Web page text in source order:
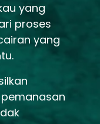
yang
proses
yang